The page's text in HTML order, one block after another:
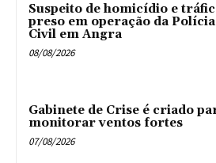
Suspeito de homicídio e
preso em operação da Polícia
Civil em Angra
08/08/2026
Gabinete de Crise é criado
monitorar ventos fortes
07/08/2026